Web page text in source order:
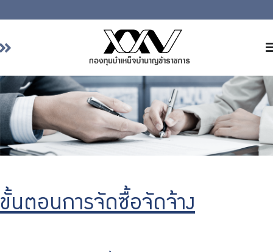
หน้าหลัก
เกี่ยวกับ กบข.
บริการสมาชิก
ลงทุน
รายงานผลการดำเนินงาน
ขั้นตอนการจัดซื้อจัดจ้าง